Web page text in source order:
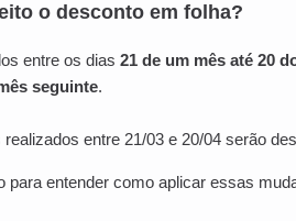
o desconto em folha?
entre os dias21 de um mês até 20
seguinte.
realizados entre 21/03 e 20/04 serão
para entender como aplicar essas